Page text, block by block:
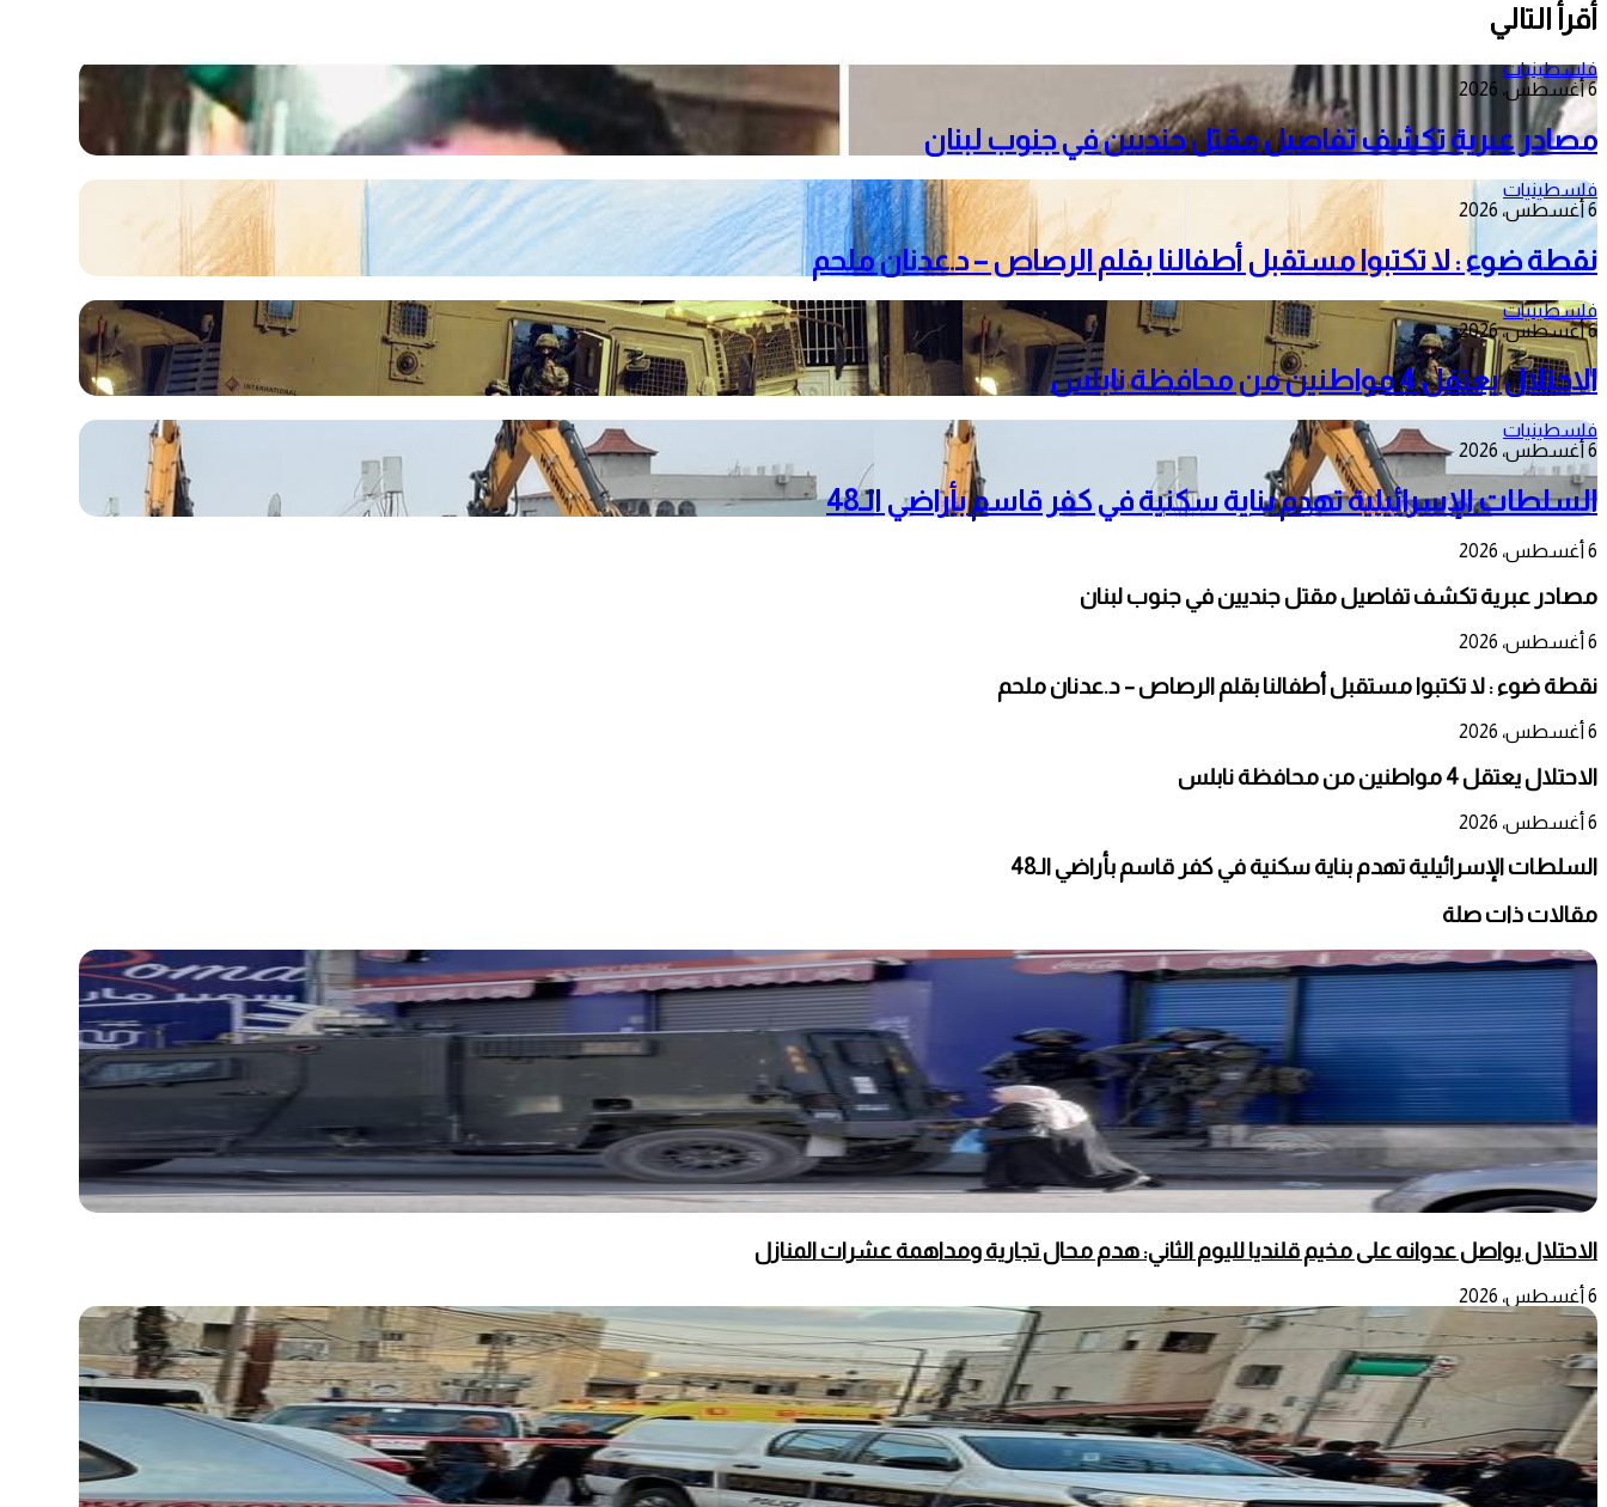
أقرأ التالي
فلسطينيات
6 أغسطس، 2026
مصادر عبرية تكشف تفاصيل مقتل جنديين في جنوب لبنان
فلسطينيات
6 أغسطس، 2026
نقطة ضوء : لا تكتبوا مستقبل أطفالنا بقلم الرصاص – د.عدنان ملحم
فلسطينيات
6 أغسطس، 2026
الاحتلال يعتقل 4 مواطنين من محافظة نابلس
فلسطينيات
6 أغسطس، 2026
السلطات الإسرائيلية تهدم بناية سكنية في كفر قاسم بأراضي الـ48
6 أغسطس، 2026
مصادر عبرية تكشف تفاصيل مقتل جنديين في جنوب لبنان
6 أغسطس، 2026
نقطة ضوء : لا تكتبوا مستقبل أطفالنا بقلم الرصاص – د.عدنان ملحم
6 أغسطس، 2026
الاحتلال يعتقل 4 مواطنين من محافظة نابلس
6 أغسطس، 2026
السلطات الإسرائيلية تهدم بناية سكنية في كفر قاسم بأراضي الـ48
مقالات ذات صلة
الاحتلال يواصل عدوانه على مخيم قلنديا لليوم الثاني: هدم محال تجارية ومداهمة عشرات المنازل
6 أغسطس، 2026